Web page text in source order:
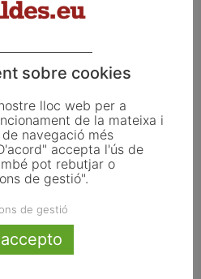
sobre cookies
lloc web per a
de la mateixa i
navegació més
accepta l'ús de
pot rebutjar o
de gestió".
de gestió